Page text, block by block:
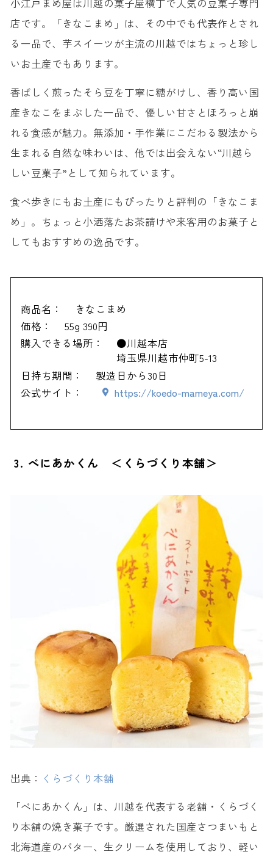
小江戸まめ屋は川越の菓子屋横丁で人気の豆菓子専門
店です。「きなこまめ」は、その中でも代表作とされ
る一品で、芋スイーツが主流の川越ではちょっと珍し
いお土産でもあります。
香ばしく煎ったそら豆を丁寧に糖がけし、香り高い国
産きなこをまぶした一品で、優しい甘さとほろっと崩
れる食感が魅力。無添加・手作業にこだわる製法から
生まれる自然な味わいは、他では出会えない“川越ら
しい豆菓子”として知られています。
食べ歩きにもお土産にもぴったりと評判の「きなこま
め」。ちょっと小洒落たお茶請けや来客用のお菓子と
してもおすすめの逸品です。
商品名：
きなこまめ
価格：
55g 390円
購入できる場所：
●川越本店
埼玉県川越市仲町5-13
日持ち期間：
製造日から30日
公式サイト：
https://koedo-mameya.com/
3. べにあかくん ＜くらづくり本舗＞
出典： くらづくり本舗
「べにあかくん」は、川越を代表する老舗・くらづく
り本舗の焼き菓子です。厳選された国産さつまいもと
北海道産のバター、生クリームを使用しており、軽い